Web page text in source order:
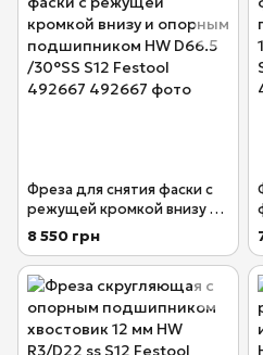
Фреза для снятия фаски с
режущей кромкой внизу и
опорным подшипником HW
D66.5 /30°SS S12 Festool
492667
8 550 грн